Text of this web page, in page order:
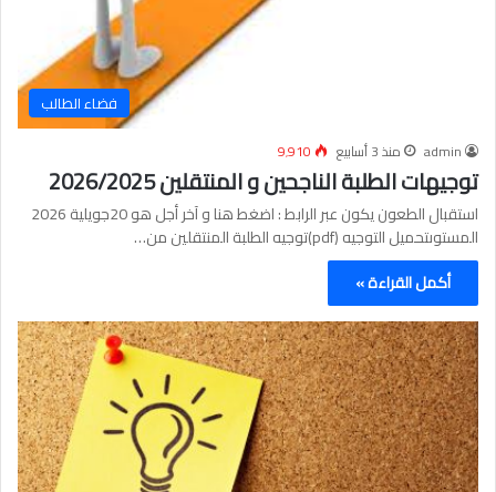
فضاء الطالب
admin منذ 3 أسابيع 9٬910
توجيهات الطلبة الناجحين و المنتقلين 2026/2025
استقبال الطعون يكون عبر الرابط : اضغط هنا و آخر أجل هو 20جويلية 2026
المستوىتحميل التوجيه (pdf)توجيه الطلبة المنتقلين من…
أكمل القراءة »